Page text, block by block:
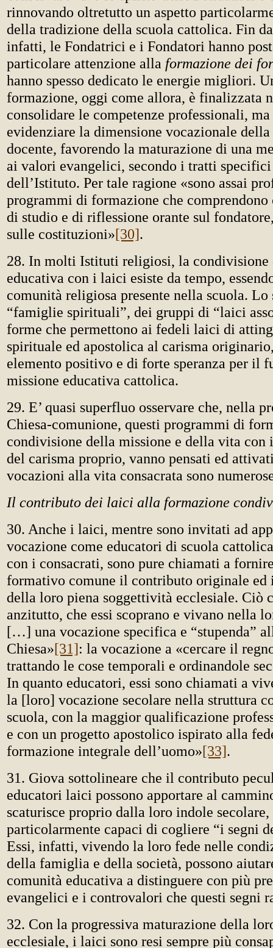
rinnovando oltretutto un aspetto
della tradizione della scuola cattolica. Fin
infatti, le Fondatrici e i Fondatori hanno
particolare attenzione alla formazione dei
hanno spesso dedicato le energie migliori.
formazione, oggi come allora, è finalizzata
consolidare le competenze professionali,
evidenziare la dimensione vocazionale della
docente, favorendo la maturazione di una
ai valori evangelici, secondo i tratti
dell’Istituto. Per tale ragione «sono assai
programmi di formazione che
di studio e di riflessione orante sul
sulle costituzioni»[30].
28. In molti Istituti religiosi, la condivisione
educativa con i laici esiste da tempo,
comunità religiosa presente nella scuola.
“famiglie spirituali”, dei gruppi di “laici
forme che permettono ai fedeli laici di
spirituale ed apostolica al carisma
elemento positivo e di forte speranza per il
missione educativa cattolica.
29. E’ quasi superfluo osservare che, nella
Chiesa-comunione, questi programmi di
condivisione della missione e della vita
del carisma proprio, vanno pensati ed
vocazioni alla vita consacrata sono
Il contributo dei laici alla formazione
30. Anche i laici, mentre sono invitati ad
vocazione come educatori di scuola
con i consacrati, sono pure chiamati a
formativo comune il contributo originale ed
della loro piena soggettività ecclesiale. Ciò
anzitutto, che essi scoprano e vivano nella
[…] una vocazione specifica e “stupenda”
Chiesa»[31]: la vocazione a «cercare il
trattando le cose temporali e ordinandole
In quanto educatori, essi sono chiamati a
la [loro] vocazione secolare nella struttura
scuola, con la maggior qualificazione
e con un progetto apostolico ispirato alla
formazione integrale dell’uomo»[33].
31. Giova sottolineare che il contributo
educatori laici possono apportare al
scaturisce proprio dalla loro indole
particolarmente capaci di cogliere “i segni
Essi, infatti, vivendo la loro fede nelle
della famiglia e della società, possono
comunità educativa a distinguere con più
evangelici e i controvalori che questi segni
32. Con la progressiva maturazione della
ecclesiale, i laici sono resi sempre più